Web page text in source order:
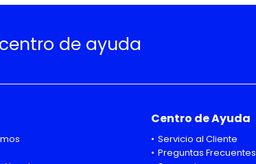
de ayuda
Centro de Ayuda
Servicio al Cliente
Preguntas Frecuentes